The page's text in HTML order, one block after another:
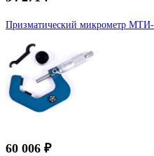
Призматический микрометр
60 006 ₽